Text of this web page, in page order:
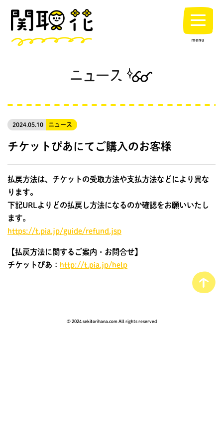
2024.05.10 ニュース
チケットぴあにてご購入のお客様
払戻方法は、チケットの受取方法や支払方法などにより異な
ります。
下記URLよりどの払戻し方法になるのか確認をお願いいたし
ます。
https://t.pia.jp/guide/refund.jsp
【払戻方法に関するご案内・お問合せ】
チケットぴあ： http://t.pia.jp/help
© 2024 sekitorihana.com All rights reserved